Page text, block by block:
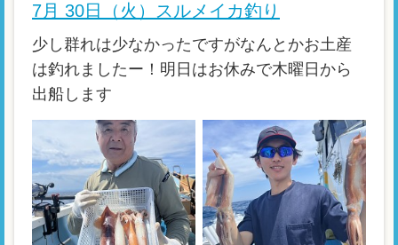
7月 30日（火）スルメイカ釣り
少し群れは少なかったですがなんとかお土産
は釣れましたー！明日はお休みで木曜日から
出船します